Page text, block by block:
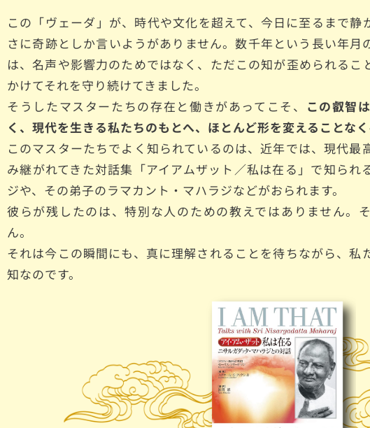
この「ヴェーダ」が、時代や文化を超えて、今日に至るまで静
さに奇跡としか言いようがありません。数千年という長い年月
は、名声や影響力のためではなく、ただこの知が歪められるこ
かけてそれを守り続けてきました。
そうしたマスターたちの存在と働きがあってこそ、 この叡智
く、現代を生きる私たちのもとへ、ほとんど形を変えることなく
このマスターたちでよく知られているのは、近年では、現代
み継がれてきた対話集「アイアムザット／私は在る」で知られ
ジや、その弟子のラマカント・マハラジなどがおられます。
彼らが残したのは、特別な人のための教えではありません。
ん。
それは今この瞬間にも、真に理解されることを待ちながら、私
知なのです。